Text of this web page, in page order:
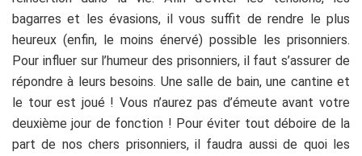
bagarres et les évasions, il vous suffit de rendre le plus
heureux (enfin, le moins énervé) possible les prisonniers.
Pour influer sur l’humeur des prisonniers, il faut s’assurer de
répondre à leurs besoins. Une salle de bain, une cantine et
le tour est joué ! Vous n’aurez pas d’émeute avant votre
deuxième jour de fonction ! Pour éviter tout déboire de la
part de nos chers prisonniers, il faudra aussi de quoi les